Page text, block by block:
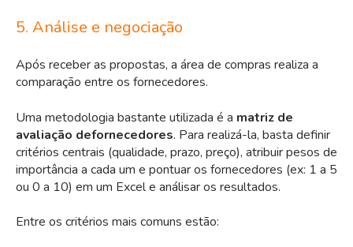
5. Análise e negociação
Após receber as propostas, a área de compras realiza a
comparação entre os fornecedores.
Uma metodologia bastante utilizada é a matriz de
avaliação defornecedores. Para realizá-la, basta definir
critérios centrais (qualidade, prazo, preço), atribuir pesos de
importância a cada um e pontuar os fornecedores (ex: 1 a 5
ou 0 a 10) em um Excel e análisar os resultados.
Entre os critérios mais comuns estão: